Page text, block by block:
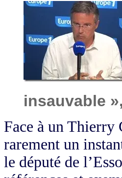
insauvable
Face à un Thierry
rarement un
le député de